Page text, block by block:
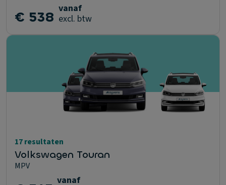
€ 538 vanaf
excl. btw
17 resultaten
Volkswagen Touran
MPV
vanaf